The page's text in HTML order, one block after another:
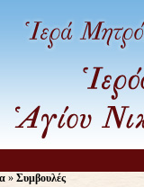
» Συμβουλές